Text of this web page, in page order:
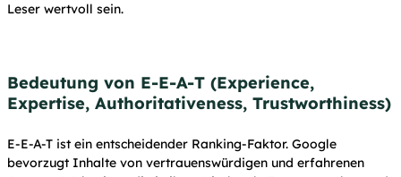
Leser wertvoll sein.
Bedeutung von E-E-A-T (Experience,
Expertise, Authoritativeness, Trustworthiness)
E-E-A-T ist ein entscheidender Ranking-Faktor. Google
bevorzugt Inhalte von vertrauenswürdigen und erfahrenen